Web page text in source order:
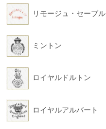
リモージュ・セーブル
ミントン
ロイヤルドルトン
ロイヤルアルバート